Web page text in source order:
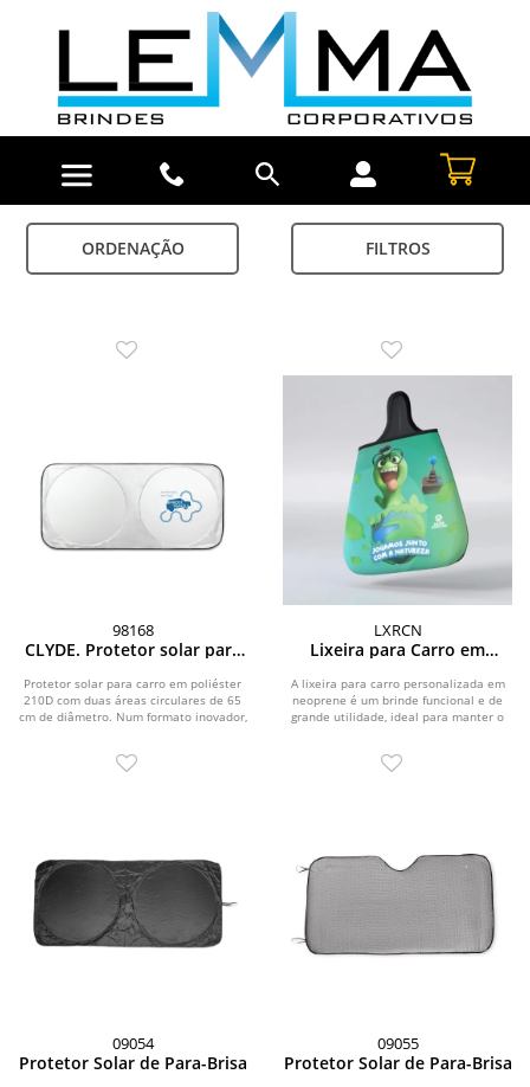
ORDENAÇÃO FILTROS
98168
CLYDE. Protetor solar para
com duas áreas circulares
de 65 cm
Protetor solar para carro em poliéster
210D com duas áreas circulares de 65
cm de diâmetro. Num formato inovador,
LXRCN
Lixeira para Carro em
A lixeira para carro personalizada em
neoprene é um brinde funcional e de
grande utilidade, ideal para manter o
09054
Protetor Solar de Para-Brisa
09055
Protetor Solar de Para-Brisa